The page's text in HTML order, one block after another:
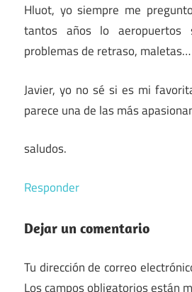
Hluot, yo siempre me
tantos años lo aeropuertos
problemas de retraso, maletas…
Javier, yo no sé si es mi
parece una de las más
saludos.
Responder
Dejar un comentario
Tu dirección de correo
Los campos obligatorios están